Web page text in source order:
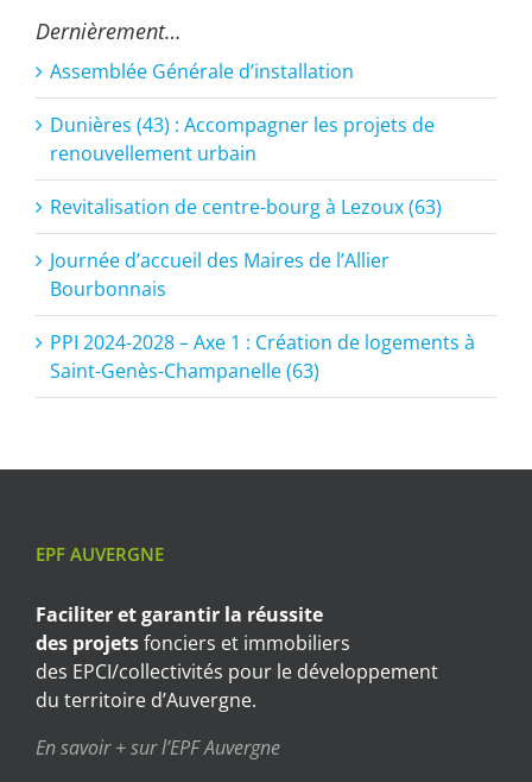
Dernièrement…
Assemblée Générale d’installation
Dunières (43) : Accompagner les projets de
renouvellement urbain
Revitalisation de centre-bourg à Lezoux (63)
Journée d’accueil des Maires de l’Allier
Bourbonnais
PPI 2024-2028 – Axe 1 : Création de logements à
Saint-Genès-Champanelle (63)
EPF AUVERGNE
Faciliter et garantir la réussite
des projetsfonciers et immobiliers
des EPCI/collectivités pour le développement
du territoire d’Auvergne.
En savoir + sur l’EPF Auvergne